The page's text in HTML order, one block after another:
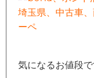
気になるお値段で